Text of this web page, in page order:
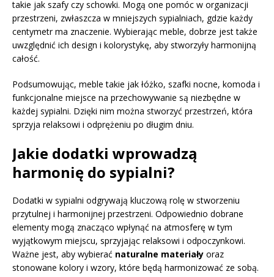
takie jak szafy czy schowki. Mogą one pomóc w organizacji
przestrzeni, zwłaszcza w mniejszych sypialniach, gdzie każdy
centymetr ma znaczenie. Wybierając meble, dobrze jest także
uwzględnić ich design i kolorystykę, aby stworzyły harmonijną
całość.
Podsumowując, meble takie jak łóżko, szafki nocne, komoda i
funkcjonalne miejsce na przechowywanie są niezbędne w
każdej sypialni. Dzięki nim można stworzyć przestrzeń, która
sprzyja relaksowi i odprężeniu po długim dniu.
Jakie dodatki wprowadzą
harmonię do sypialni?
Dodatki w sypialni odgrywają kluczową rolę w stworzeniu
przytulnej i harmonijnej przestrzeni. Odpowiednio dobrane
elementy mogą znacząco wpłynąć na atmosferę w tym
wyjątkowym miejscu, sprzyjając relaksowi i odpoczynkowi.
Ważne jest, aby wybierać naturalne materiały oraz
stonowane kolory i wzory, które będą harmonizować ze sobą.